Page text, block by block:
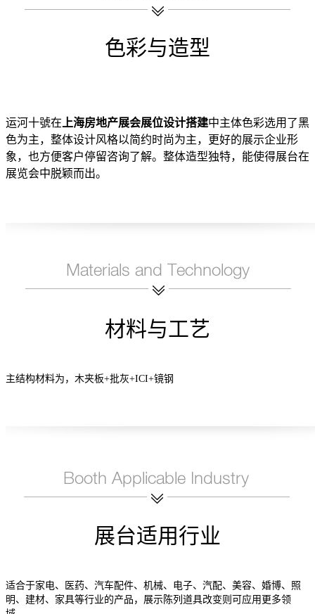
色彩与造型
运河十號在 上海房地产展会展位设计搭建中主体色彩选用了黑
色为主，整体设计风格以简约时尚为主，更好的展示企业形
象，也方便客户停留咨询了解。整体造型独特，能使得展台在
展览会中脱颖而出。
材料与工艺
主结构材料为，木夹板+批灰+ICI+镜钢
展台适用行业
适合于家电、医药、汽车配件、机械、电子、汽配、美容、婚博、照
明、建材、家具等行业的产品，展示陈列道具改变则可应用更多领